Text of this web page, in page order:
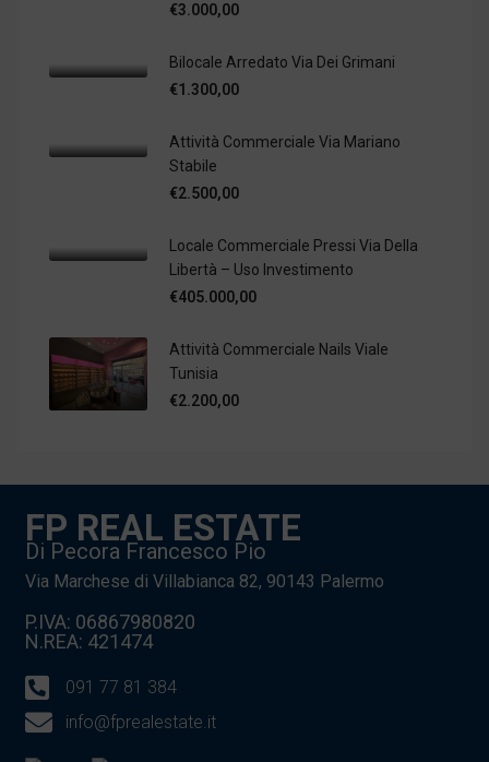
€3.000,00
Bilocale Arredato Via Dei Grimani
€1.300,00
Attività Commerciale Via Mariano
Stabile
€2.500,00
Locale Commerciale Pressi Via Della
Libertà – Uso Investimento
€405.000,00
Attività Commerciale Nails Viale
Tunisia
€2.200,00
FP REAL ESTATE
Di Pecora Francesco Pio
Via Marchese di Villabianca 82, 90143 Palermo
P.IVA: 06867980820
N.REA: 421474
091 77 81 384
info@fprealestate.it